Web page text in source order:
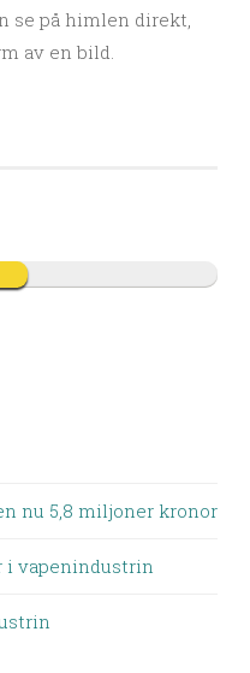
se på himlen direkt,
av en bild.
nu 5,8 miljoner kronor
i vapenindustrin